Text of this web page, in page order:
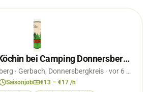
Lust als Koch/Köchin bei Camping Donnersberg zu arbeiten?
· Gerbach, Donnersbergkreis · vor 6 Monaten
Saisonjob €13 – €17 /h